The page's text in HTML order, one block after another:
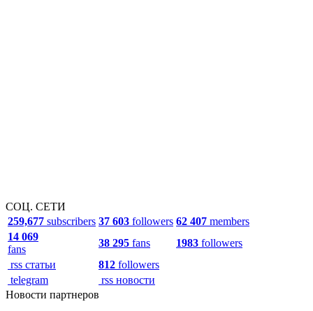
СОЦ. СЕТИ
259,677 subscribers 37 603 followers 62 407 members
14 069
fans
38 295 fans 1983 followers
rss статьи
812 followers
telegram
rss новости
Новости партнеров